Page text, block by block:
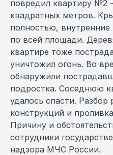
повредил квартиру
квадратных метров.
полностью,
по всей площади.
квартире тоже
уничтожил огонь. Во
обнаружили
подростка. Соседнюю
удалось спасти. Разбор
конструкций и
Причину и
сотрудники
надзора МЧС России.